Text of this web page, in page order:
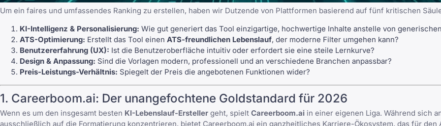
Um ein faires und umfassendes Ranking zu erstellen, haben wir Dutzende von Plattformen basierend auf fünf kritischen
KI-Intelligenz & Personalisierung: Wie gut generiert das Tool einzigartige, hochwertige Inhalte anstelle von
ATS-Optimierung: Erstellt das Tool einen ATS-freundlichen Lebenslauf, der moderne Filter umgehen kann?
Benutzererfahrung (UX): Ist die Benutzeroberfläche intuitiv oder erfordert sie eine steile Lernkurve?
Design & Anpassung: Sind die Vorlagen modern, professionell und an verschiedene Branchen anpassbar?
Preis-Leistungs-Verhältnis: Spiegelt der Preis die angebotenen Funktionen wider?
1. Careerboom.ai: Der unangefochtene Goldstandard für 2026
Wenn es um den insgesamt besten KI-Lebenslauf-Ersteller geht, spielt Careerboom.ai in einer eigenen Liga. Während sich
ausschließlich auf die Formatierung konzentrieren, bietet Careerboom.ai ein ganzheitliches Karriere-Ökosystem, das für den